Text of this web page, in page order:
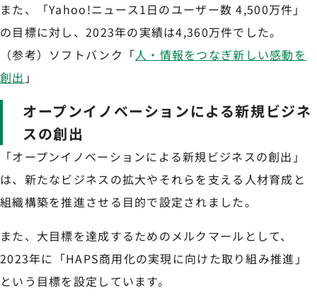
また、「Yahoo!ニュース1日のユーザー数 4,500万件」
の目標に対し、2023年の実績は4,360万件でした。
（参考）ソフトバンク「人・情報をつなぎ新しい感動を
創出 」
オープンイノベーションによる新規ビジネ
スの創出
「オープンイノベーションによる新規ビジネスの創出」
は、新たなビジネスの拡大やそれらを支える人材育成と
組織構築を推進させる目的で設定されました。
また、大目標を達成するためのメルクマールとして、
2023年に「HAPS商用化の実現に向けた取り組み推進」
という目標を設定しています。